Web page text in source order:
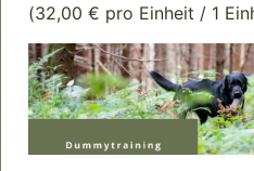
(32,00 € pro Einheit / 1